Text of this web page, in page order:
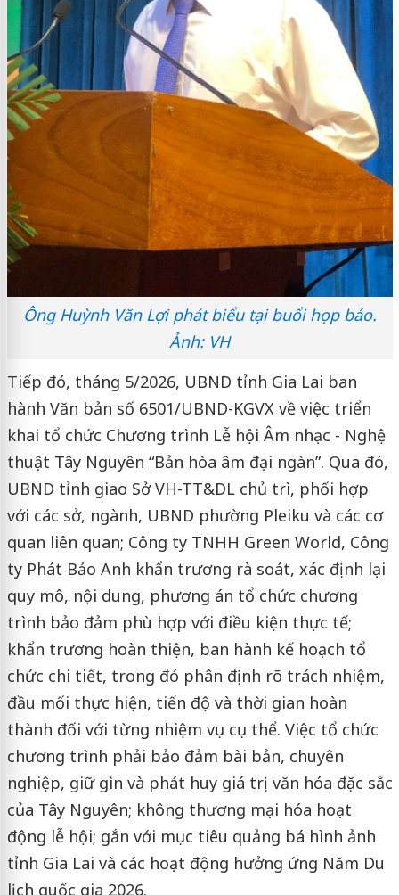
Ông Huỳnh Văn Lợi phát biểu tại buổi họp báo.
Ảnh: VH
Tiếp đó, tháng 5/2026, UBND tỉnh Gia Lai ban
hành Văn bản số 6501/UBND-KGVX về việc triển
khai tổ chức Chương trình Lễ hội Âm nhạc - Nghệ
thuật Tây Nguyên “Bản hòa âm đại ngàn”. Qua đó,
UBND tỉnh giao Sở VH-TT&DL chủ trì, phối hợp
với các sở, ngành, UBND phường Pleiku và các cơ
quan liên quan; Công ty TNHH Green World, Công
ty Phát Bảo Anh khẩn trương rà soát, xác định lại
quy mô, nội dung, phương án tổ chức chương
trình bảo đảm phù hợp với điều kiện thực tế;
khẩn trương hoàn thiện, ban hành kế hoạch tổ
chức chi tiết, trong đó phân định rõ trách nhiệm,
đầu mối thực hiện, tiến độ và thời gian hoàn
thành đối với từng nhiệm vụ cụ thể. Việc tổ chức
chương trình phải bảo đảm bài bản, chuyên
nghiệp, giữ gìn và phát huy giá trị văn hóa đặc sắc
của Tây Nguyên; không thương mại hóa hoạt
động lễ hội; gắn với mục tiêu quảng bá hình ảnh
tỉnh Gia Lai và các hoạt động hưởng ứng Năm Du
lịch quốc gia 2026.